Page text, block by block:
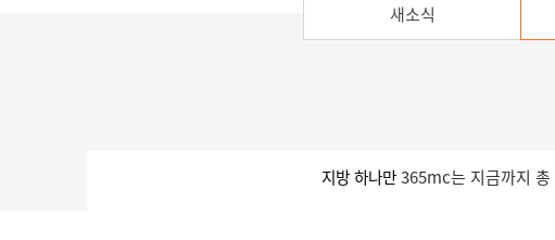
새소식
지방 하나만365mc는 지금까지 총